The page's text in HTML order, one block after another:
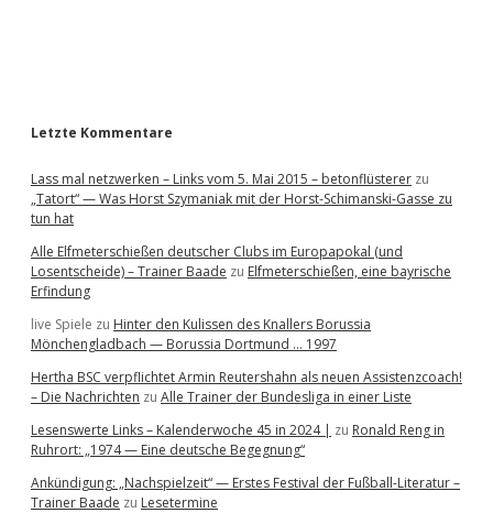
Letzte Kommentare
Lass mal netzwerken – Links vom 5. Mai 2015 – betonflüsterer zu
„Tatort“ — Was Horst Szymaniak mit der Horst-Schimanski-Gasse zu
tun hat
Alle Elfmeterschießen deutscher Clubs im Europapokal (und
Losentscheide) – Trainer Baade zu Elfmeterschießen, eine bayrische
Erfindung
live Spiele zu Hinter den Kulissen des Knallers Borussia
Mönchengladbach — Borussia Dortmund … 1997
Hertha BSC verpflichtet Armin Reutershahn als neuen Assistenzcoach!
– Die Nachrichten zu Alle Trainer der Bundesliga in einer Liste
Lesenswerte Links – Kalenderwoche 45 in 2024 | zu Ronald Reng in
Ruhrort: „1974 — Eine deutsche Begegnung“
Ankündigung: „Nachspielzeit“ — Erstes Festival der Fußball-Literatur –
Trainer Baade zu Lesetermine